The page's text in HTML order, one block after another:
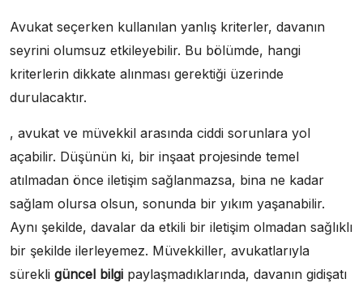
Avukat seçerken kullanılan yanlış kriterler, davanın
seyrini olumsuz etkileyebilir. Bu bölümde, hangi
kriterlerin dikkate alınması gerektiği üzerinde
durulacaktır.
, avukat ve müvekkil arasında ciddi sorunlara yol
açabilir. Düşünün ki, bir inşaat projesinde temel
atılmadan önce iletişim sağlanmazsa, bina ne kadar
sağlam olursa olsun, sonunda bir yıkım yaşanabilir.
Aynı şekilde, davalar da etkili bir iletişim olmadan sağlıklı
bir şekilde ilerleyemez. Müvekkiller, avukatlarıyla
sürekli güncel bilgi paylaşmadıklarında, davanın gidişatı